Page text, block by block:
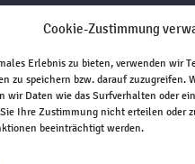
Cookie-Zustimmung
Erlebnis zu bieten, verwenden wir
zu speichern bzw. darauf zuzugreifen.
wir Daten wie das Surfverhalten oder
Ihre Zustimmung nicht erteilen oder
beeinträchtigt werden.
Impressum
Haftungsausschluss
Datenschutz